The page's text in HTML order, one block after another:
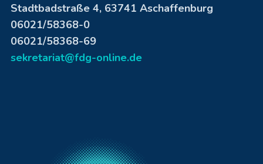
Stadtbadstraße 4, 63741 Aschaffenburg
06021/58368-0
06021/58368-69
sekretariat@fdg-online.de